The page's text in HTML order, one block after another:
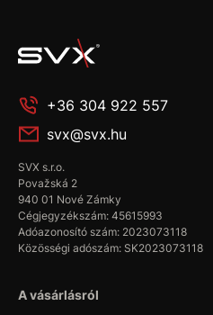
+36 304 922 557
svx@svx.hu
SVX s.r.o.
Považská 2
940 01 Nové Zámky
Cégjegyzékszám: 45615993
Adóazonosító szám: 2023073118
Közösségi adószám: SK2023073118
A vásárlásról